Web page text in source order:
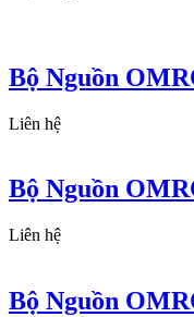
Bộ Nguồn
Liên hệ
Bộ Nguồn
Liên hệ
Bộ Nguồn